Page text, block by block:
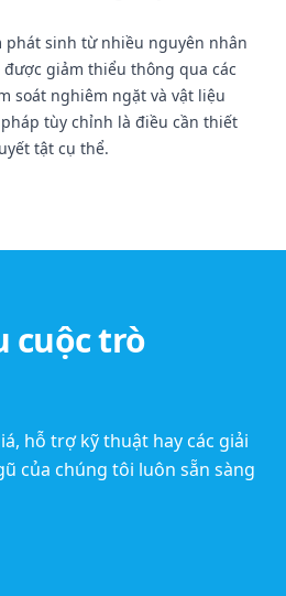
phát sinh từ nhiều nguyên nhân
giảm thiểu thông qua các
soát nghiêm ngặt và vật liệu
tùy chỉnh là điều cần thiết
tật cụ thể.
cuộc trò
hỗ trợ kỹ thuật hay các giải
của chúng tôi luôn sẵn sàng